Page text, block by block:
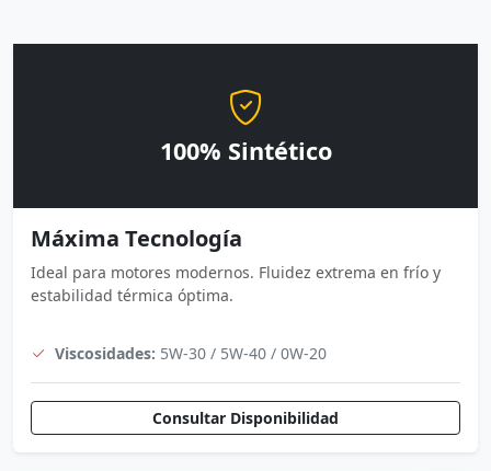
100% Sintético
Máxima Tecnología
Ideal para motores modernos. Fluidez extrema en frío y
estabilidad térmica óptima.
Viscosidades: 5W-30 / 5W-40 / 0W-20
Consultar Disponibilidad